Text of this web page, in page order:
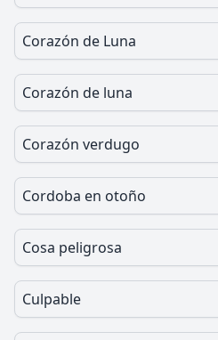
Corazón de Luna
Corazón de luna
Corazón verdugo
Cordoba en otoño
Cosa peligrosa
Culpable